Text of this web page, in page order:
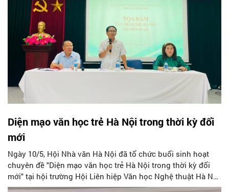
Diện mạo văn học trẻ Hà Nội trong thời kỳ đổi
mới
Ngày 10/5, Hội Nhà văn Hà Nội đã tổ chức buổi sinh hoạt
chuyên đề "Diện mạo văn học trẻ Hà Nội trong thời kỳ đổi
mới" tại hội trường Hội Liên hiệp Văn học Nghệ thuật Hà Nội
(19 Hàng Buồm, Hà Nội).